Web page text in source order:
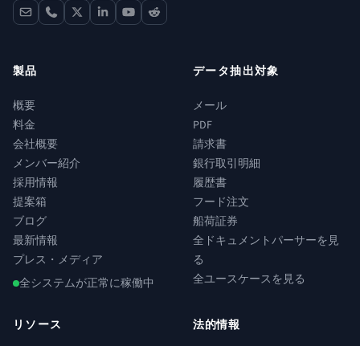
contactphone
x linkedinyoutube
reddit
製品
概要
料金
会社概要
メンバー紹介
採用情報
提案箱
ブログ
最新情報
プレス・メディア
全システムが正常に稼働中
データ抽出対象
メール
PDF
請求書
銀行取引明細
履歴書
フード注文
船荷証券
全ドキュメントパーサーを見
る
全ユースケースを見る
リソース 法的情報